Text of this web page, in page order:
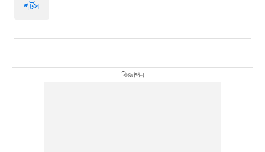
শর্টস